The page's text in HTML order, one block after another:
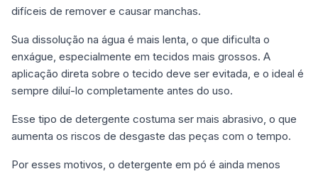
difíceis de remover e causar manchas.
Sua dissolução na água é mais lenta, o que dificulta o
enxágue, especialmente em tecidos mais grossos. A
aplicação direta sobre o tecido deve ser evitada, e o ideal é
sempre diluí-lo completamente antes do uso.
Esse tipo de detergente costuma ser mais abrasivo, o que
aumenta os riscos de desgaste das peças com o tempo.
Por esses motivos, o detergente em pó é ainda menos